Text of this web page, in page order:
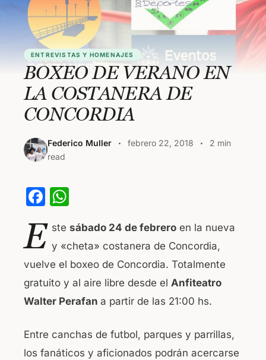
ENTREVISTAS Y HOMENAJES
BOXEO DE VERANO EN
LA COSTANERA DE
CONCORDIA
Federico Muller febrero 22, 2018
2 min
read
F
c
e
b
o
o
k
at
s
A
p
p
E ste sábado 24 de febrero en la nueva
y «cheta» costanera de Concordia,
vuelve el boxeo de Concordia. Totalmente
gratuito y al aire libre desde el Anfiteatro
Walter Perafan a partir de las 21:00 hs.
Entre canchas de futbol, parques y parrillas,
los fanáticos y aficionados podrán acercarse